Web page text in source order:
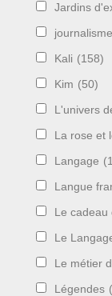
Jardins
journalisme
Kali (158)
Kim (50)
L'univers
La rose et
Langage
Langue
Le
Le
Le métier
Légendes